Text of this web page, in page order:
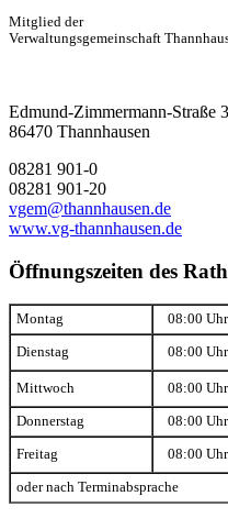
Mitglied der
Verwaltungsgemeinschaft
Edmund-Zimmermann-Straße 3
86470 Thannhausen
08281 901-0
08281 901-20
vgem@thannhausen.de
www.vg-thannhausen.de
Öffnungszeiten des
Montag 08:00
Dienstag 08:00
Mittwoch 08:00
Donnerstag 08:00
Freitag 08:00
oder nach Terminabsprache